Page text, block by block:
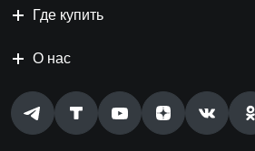
Где купить
О нас